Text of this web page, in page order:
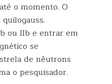
o momento. O
ou IIb e entrar em
se
de nêutrons
o pesquisador.